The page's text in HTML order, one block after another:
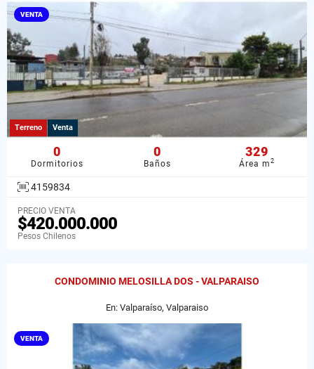
VENTA
Terreno Venta
0
Dormitorios
0
Baños
329
Área m2
4159834
PRECIO VENTA
$420.000.000
Pesos Chilenos
CONDOMINIO MELOSILLA DOS - VALPARAISO
En: Valparaíso, Valparaiso
VENTA